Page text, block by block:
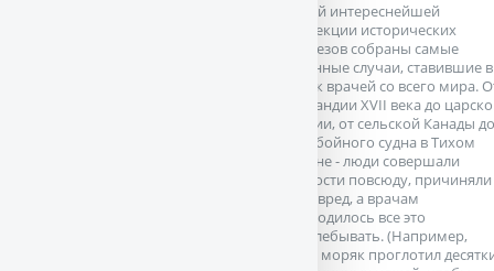
В этой интереснейшей
коллекции исторических
курьезов собраны самые
странные случаи, ставившие в
тупик врачей со всего мира.
Голландии XVII века до
России, от сельской Канады до
китобойного судна в Тихом
океане - люди совершали
глупости повсюду, причиняли
себе вред, а врачам
приходилось все это
расхлебывать. (Например,
один моряк проглотил